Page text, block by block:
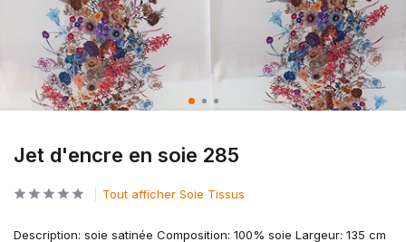
Jet d'encre en soie 285
Tout afficher Soie Tissus
Description: soie satinée Composition: 100% soie Largeur: 135 cm